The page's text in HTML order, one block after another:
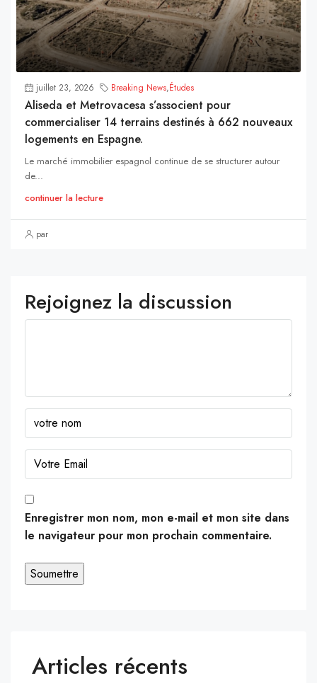
juillet 23, 2026 Breaking News,Études
Aliseda et Metrovacesa s’associent pour
commercialiser 14 terrains destinés à 662 nouveaux
logements en Espagne.
Le marché immobilier espagnol continue de se structurer autour
de...
continuer la lecture
par
Rejoignez la discussion
Enregistrer mon nom, mon e-mail et mon site dans
le navigateur pour mon prochain commentaire.
Articles récents